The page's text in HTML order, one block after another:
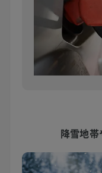
降雪地